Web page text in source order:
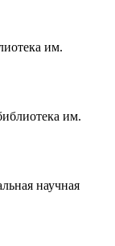
им.
им.
научная